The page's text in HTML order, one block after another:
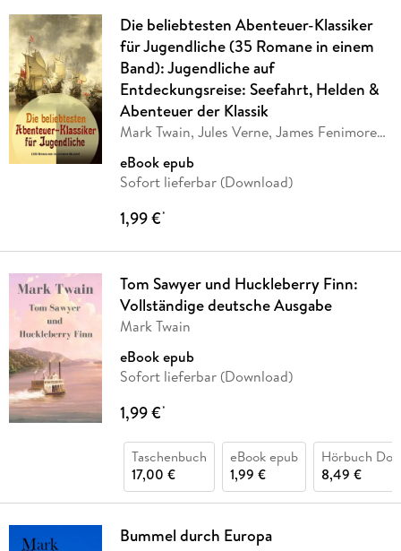
Die beliebtesten Abenteuer-Klassiker
für Jugendliche (35 Romane in einem
Band): Jugendliche auf
Entdeckungsreise: Seefahrt, Helden &
Abenteuer der Klassik
Mark Twain, Jules Verne, James Fenimore
eBook epub
Sofort lieferbar (Download)
1,99 €*
Tom Sawyer und Huckleberry Finn:
Vollständige deutsche Ausgabe
Mark Twain
eBook epub
Sofort lieferbar (Download)
1,99 €*
Taschenbuch
17,00 €
eBook epub
1,99 €
Hörbuch
8,49 €
Bummel durch Europa